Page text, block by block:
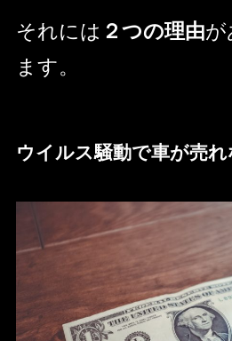
それには ２つの理由が
ます。
ウイルス騒動で車が売れ